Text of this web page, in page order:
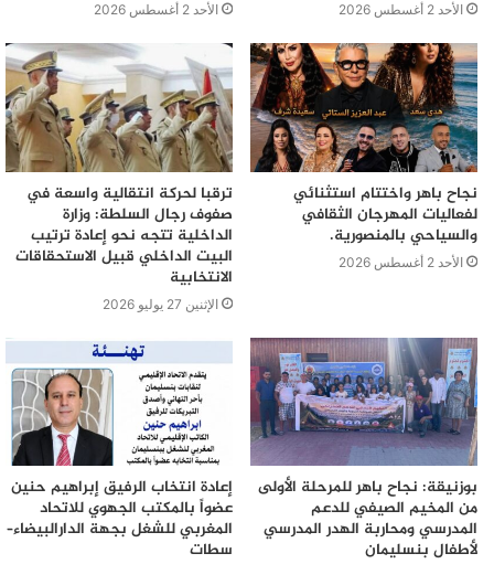
الأحد 2 أغسطس 2026 الأحد 2 أغسطس 2026
نجاح باهر واختتام استثنائي
لفعاليات المهرجان الثقافي
والسياحي بالمنصورية.
الأحد 2 أغسطس 2026
ترقبا لحركة انتقالية واسعة في
صفوف رجال السلطة: وزارة
الداخلية تتجه نحو إعادة ترتيب
البيت الداخلي قبيل الاستحقاقات
الانتخابية
الإثنين 27 يوليو 2026
بوزنيقة: نجاح باهر للمرحلة الأولى
من المخيم الصيفي للدعم
المدرسي ومحاربة الهدر المدرسي
لأطفال بنسليمان
إعادة انتخاب الرفيق إبراهيم حنين
عضواً بالمكتب الجهوي للاتحاد
المغربي للشغل بجهة الدارالبيضاء–
سطات